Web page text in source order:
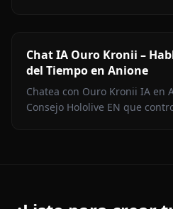
Chat IA Ouro Kronii –
del Tiempo en Anione
Chatea con Ouro Kronii IA
Consejo Hololive EN que